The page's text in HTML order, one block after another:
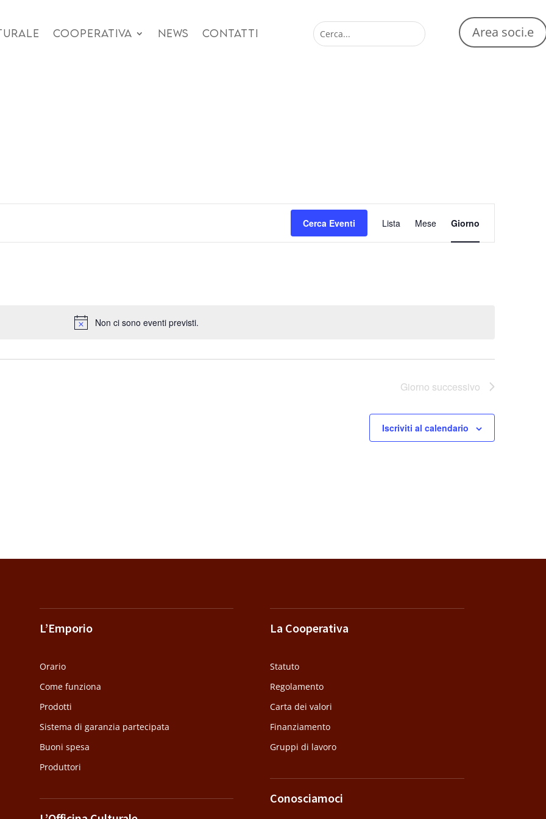
COOPERATIVA NEWS CONTATTI Area soci.e
Non ci sono eventi previsti.
Cerca Eventi
Evento
Viste
Navigazione
Lista Mese Giorno
Giorno successivo
Iscriviti al calendario
L’Emporio
Orario
Come funziona
Prodotti
Sistema di garanzia partecipata
Buoni spesa
Produttori
La Cooperativa
Statuto
Regolamento
Carta dei valori
Finanziamento
Gruppi di lavoro
Conosciamoci